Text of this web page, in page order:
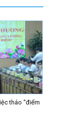
tháo “điểm